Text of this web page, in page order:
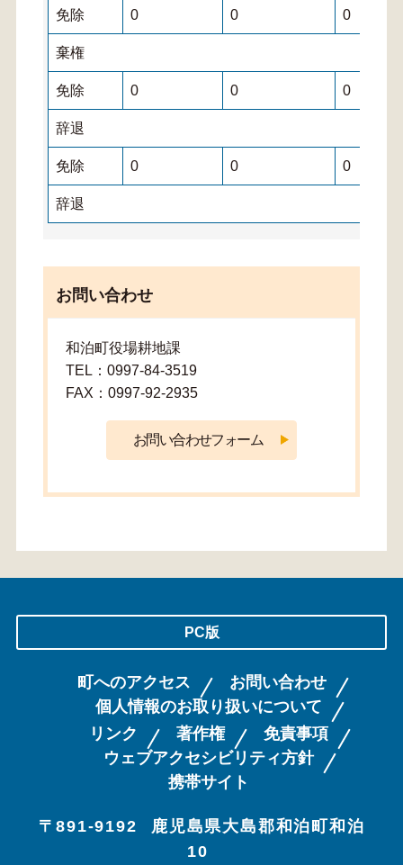
免除 0 0 0
棄権
免除 0 0 0
辞退
免除 0 0 0
辞退
お問い合わせ
和泊町役場耕地課
TEL：0997-84-3519
FAX：0997-92-2935
PC版
町へのアクセス
お問い合わせ
個人情報のお取り扱いについて
リンク
著作権
免責事項
ウェブアクセシビリティ方針
携帯サイト
〒891-9192
鹿児島県大島郡和泊町和泊
10